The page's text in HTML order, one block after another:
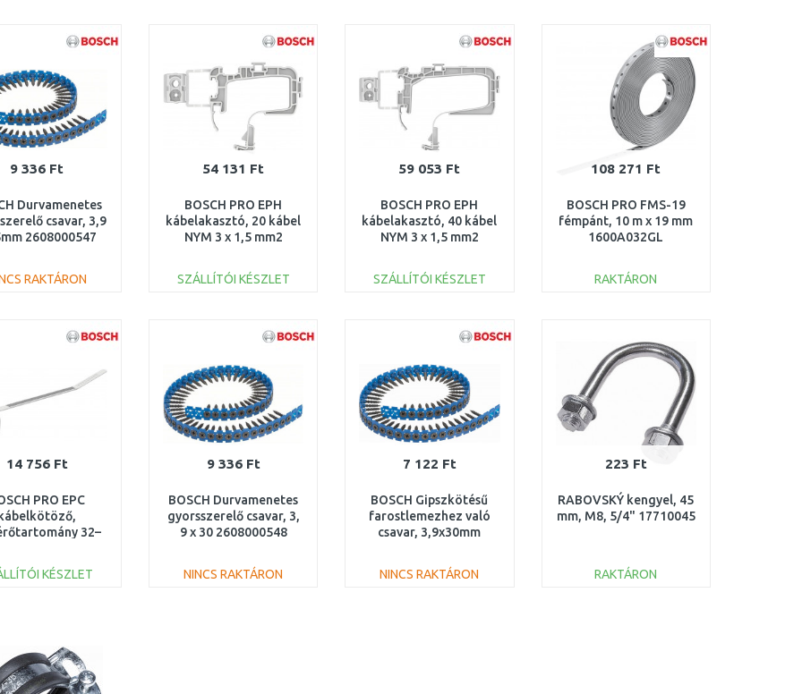
Összehasonlítás Összehasonlítás Összehasonlítás Összehasonlítás
9 336 Ft
Durvamenetes
csavar, 3,9
2608000547
RAKTÁRON
Összehasonlítás
54 131 Ft
BOSCH PRO EPH
kábelakasztó, 20 kábel
NYM 3 x 1,5 mm2
SZÁLLÍTÓI KÉSZLET
Összehasonlítás
59 053 Ft
BOSCH PRO EPH
kábelakasztó, 40 kábel
NYM 3 x 1,5 mm2
SZÁLLÍTÓI KÉSZLET
Összehasonlítás
108 271 Ft
BOSCH PRO FMS-19
fémpánt, 10 m x 19 mm
1600A032GL
RAKTÁRON
14 756 Ft
PRO EPC
32–
KÉSZLET
9 336 Ft
BOSCH Durvamenetes
gyorsszerelő csavar, 3,
9 x 30 2608000548
NINCS RAKTÁRON
7 122 Ft
BOSCH Gipszkötésű
farostlemezhez való
csavar, 3,9x30mm
NINCS RAKTÁRON
223 Ft
RABOVSKÝ kengyel, 45
mm, M8, 5/4" 17710045
RAKTÁRON